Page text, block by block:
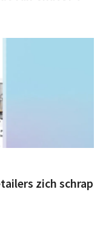
zich schrap